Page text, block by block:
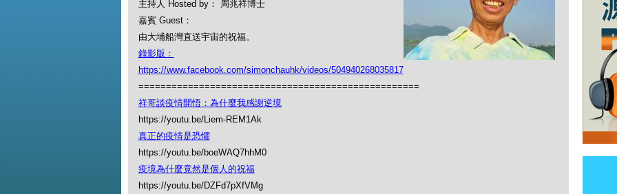
主持人 Hosted by： 周兆祥博士
嘉賓 Guest：
由大埔船灣直送宇宙的祝福。
錄影版：
https://www.facebook.com/simonchauhk/videos/504940268035817
===================================================
祥哥談疫情開悟：為什麼我感謝逆境
https://youtu.be/Liem-REM1Ak
真正的疫情是恐懼
https://youtu.be/boeWAQ7hhM0
疫境為什麼竟然是個人的祝福
https://youtu.be/DZFd7pXfVMg